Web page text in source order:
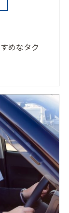
めなタク